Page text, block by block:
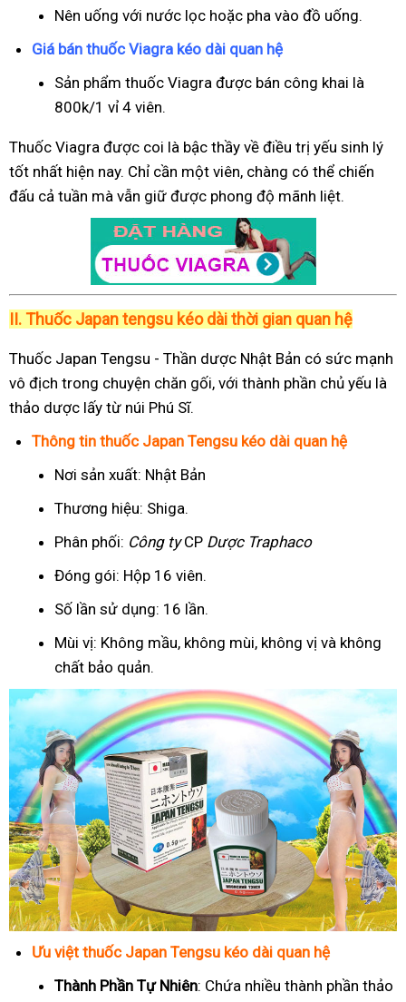
Nên uống với nước lọc hoặc pha vào đồ uống.
Giá bán thuốc Viagra kéo dài quan hệ
Sản phẩm thuốc Viagra được bán công khai là
800k/1 vỉ 4 viên.
Thuốc Viagra được coi là bậc thầy về điều trị yếu sinh lý
tốt nhất hiện nay. Chỉ cần một viên, chàng có thể chiến
đấu cả tuần mà vẫn giữ được phong độ mãnh liệt.
II. Thuốc Japan tengsu kéo dài thời gian quan hệ
Thuốc Japan Tengsu - Thần dược Nhật Bản có sức mạnh
vô địch trong chuyện chăn gối, với thành phần chủ yếu là
thảo dược lấy từ núi Phú Sĩ.
Thông tin thuốc Japan Tengsu kéo dài quan hệ
Nơi sản xuất: Nhật Bản
Thương hiệu: Shiga.
Phân phối: Công tyCP Dược Traphaco
Đóng gói: Hộp 16 viên.
Số lần sử dụng: 16 lần.
Mùi vị: Không mầu, không mùi, không vị và không
chất bảo quản.
Ưu việt thuốc Japan Tengsu kéo dài quan hệ
Thành Phần Tự Nhiên: Chứa nhiều thành phần thảo